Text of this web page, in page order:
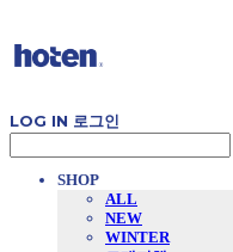
LOG IN 로그인
SHOP
ALL
NEW
WINTER